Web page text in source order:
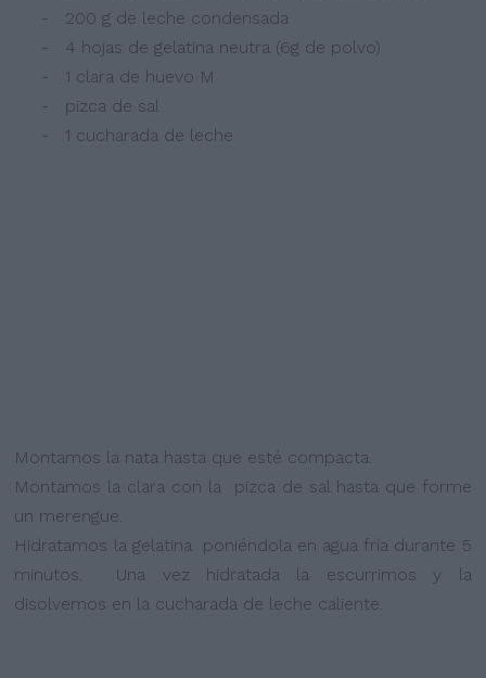
- 200 g de leche condensada
- 4 hojas de gelatina neutra (6g de polvo)
- 1 clara de huevo M
- pizca de sal
- 1 cucharada de leche
Montamos la nata hasta que esté compacta.
Montamos la clara con la pizca de sal hasta que forme
un merengue.
Hidratamos la gelatina poniéndola en agua fría durante 5
minutos. Una vez hidratada la escurrimos y la
disolvemos en la cucharada de leche caliente.